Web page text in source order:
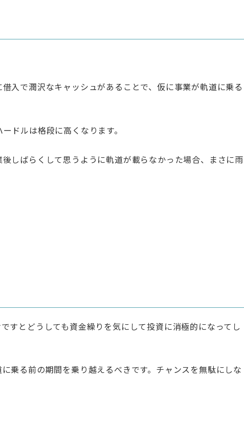
入で潤沢なキャッシュがあることで、仮に事業が軌道に乗る
ドルは格段に高くなります。
しばらくして思うように軌道が載らなかった場合、まさに雨
すとどうしても資金繰りを気にして投資に消極的になってし
乗る前の期間を乗り越えるべきです。チャンスを無駄にしな